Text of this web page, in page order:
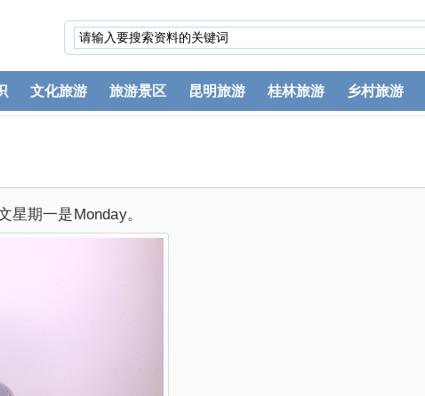
文化旅游 旅游景区 昆明旅游 桂林旅游 乡村旅游
星期一是Monday。